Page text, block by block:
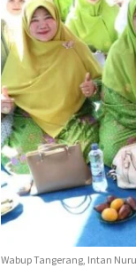
Wabup Tangerang, Intan